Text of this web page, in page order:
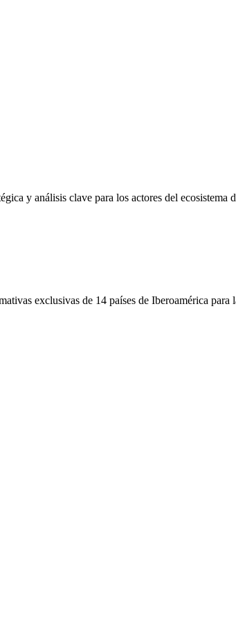
y análisis clave para los actores del ecosistema
exclusivas de 14 países de Iberoamérica para